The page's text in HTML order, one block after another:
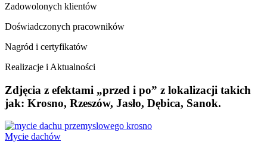
Zadowolonych klientów
Doświadczonych pracowników
Nagród i certyfikatów
Realizacje i Aktualności
Zdjęcia z efektami „przed i po” z lokalizacji takich
jak: Krosno, Rzeszów, Jasło, Dębica, Sanok.
Mycie dachów